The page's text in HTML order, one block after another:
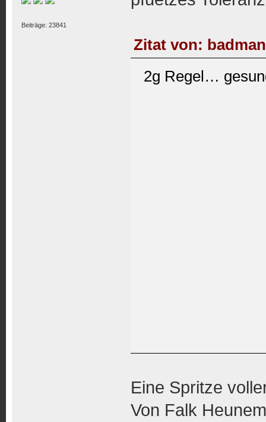
Beiträge: 23841
Zitat von:
2g Regel…
Eine Spritze
Von Falk